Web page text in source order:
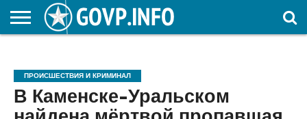
ОБРАЗОВАНИЕ
ПРОИСШЕСТВИЯ И КРИМИНАЛ
В Каменске-Уральском